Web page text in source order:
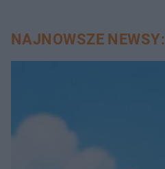
NAJNOWSZE NEWSY: